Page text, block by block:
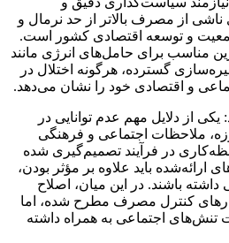
ناشی از مصرف بالاتر از حد نرمال و
و توسعه اقتصادی کشور است.
مناسب برای حامل‌های انرژی مانند
گسترده، هرگونه اختلال در
و اقتصادی خود را نشان می‌دهد.
یکی از دلایل مهم عدم توانایی در
ملاحظات اجتماعی و فرهنگی
در فرآیند تصمیم‌گیری شده
ارائه‌شده باید علاوه بر مؤثر بودن،
باشند. در این میان، اصلاح
کنترل مصرف مطرح شده، اما
تنش‌های اجتماعی به همراه داشته